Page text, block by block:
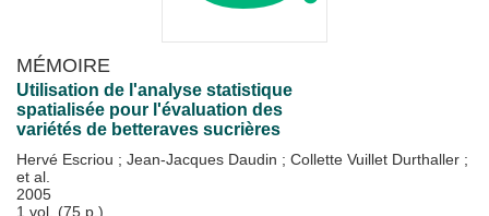
MÉMOIRE
Utilisation de l'analyse statistique
spatialisée pour l'évaluation des
variétés de betteraves sucrières
Hervé Escriou ; Jean-Jacques Daudin ; Collette Vuillet Durthaller ;
et al.
2005
1 vol. (75 p.)